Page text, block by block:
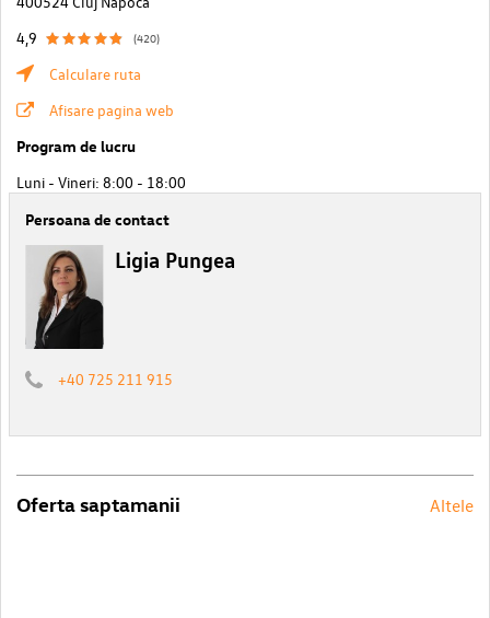
4,9
(420)
Calculare ruta
Afisare pagina web
Program de lucru
Luni - Vineri: 8:00 - 18:00
Persoana de contact
Ligia Pungea
+40 725 211 915
Oferta saptamanii Altele